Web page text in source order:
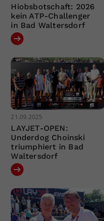
Hiobsbotschaft: 2026
kein ATP-Challenger
in Bad Waltersdorf
21.09.2025
LAYJET-OPEN:
Underdog Choinski
triumphiert in Bad
Waltersdorf